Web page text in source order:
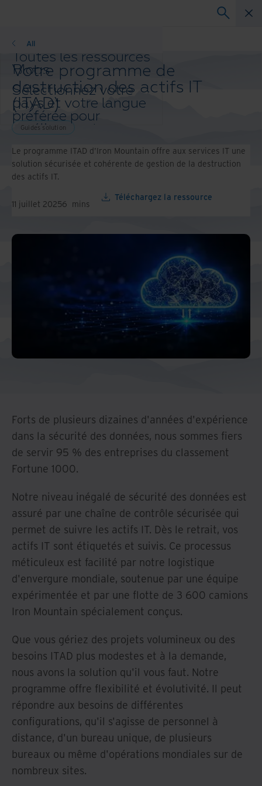
Toutes les ressources
Blogs
Réussites client
Guides solution
Webinaires
Livre blanc
All
Sélectionnez votre
pays et votre langue
préférée pour
améliorer votre
navigation.
Pays et langue
préférés :
Europe and Southern Africa
Middle East North Africa And
Guides solution
Votre programme de
destruction des actifs IT
(ITAD)
Guides solution
Le programme ITAD d'Iron Mountain offre aux services IT une
solution sécurisée et cohérente de gestion de la destruction
des actifs IT.
11 juillet 20256 mins
Téléchargez la ressource
Forts de plusieurs dizaines d'années d'expérience
dans la sécurité des données, nous sommes fiers
de servir 95 % des entreprises du classement
Fortune 1000.
Notre niveau inégalé de sécurité des données est
assuré par une chaîne de contrôle sécurisée qui
permet de suivre les actifs IT. Dès le retrait, vos
actifs IT sont étiquetés et suivis. Ce processus
méticuleux est facilité par notre logistique
d'envergure mondiale, soutenue par une équipe
expérimentée et par une flotte de 3 600 camions
Iron Mountain spécialement conçus.
Que vous gériez des projets volumineux ou des
besoins ITAD plus modestes et à la demande,
nous avons la solution qu'il vous faut. Notre
programme offre flexibilité et évolutivité. Il peut
répondre aux besoins de différentes
configurations, qu'il s'agisse de personnel à
distance, d'un bureau unique, de plusieurs
bureaux ou même d'opérations mondiales sur de
nombreux sites.